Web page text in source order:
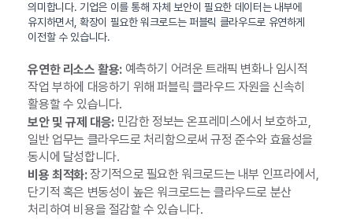
의미합니다. 기업은 이를 통해 자체 보안이 필요한 데이터는 내부에
유지하면서, 확장이 필요한 워크로드는 퍼블릭 클라우드로 유연하게
이전할 수 있습니다.
유연한 리소스 활용:예측하기 어려운 트래픽 변화나 임시적
작업 부하에 대응하기 위해 퍼블릭 클라우드 자원을 신속히
활용할 수 있습니다.
보안 및 규제 대응:민감한 정보는 온프레미스에서 보호하고,
일반 업무는 클라우드로 처리함으로써 규정 준수와 효율성을
동시에 달성합니다.
비용 최적화:장기적으로 필요한 워크로드는 내부 인프라에서,
단기적 혹은 변동성이 높은 워크로드는 클라우드로 분산
처리하여 비용을 절감할 수 있습니다.